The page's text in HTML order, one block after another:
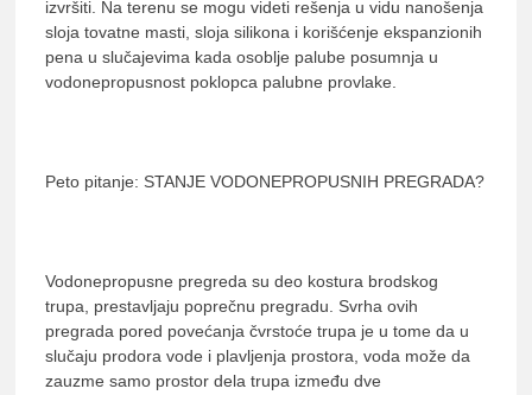
izvršiti. Na terenu se mogu videti rešenja u vidu nanošenja
sloja tovatne masti, sloja silikona i korišćenje ekspanzionih
pena u slučajevima kada osoblje palube posumnja u
vodonepropusnost poklopca palubne provlake.
Peto pitanje: STANJE VODONEPROPUSNIH PREGRADA?
Vodonepropusne pregreda su deo kostura brodskog
trupa, prestavljaju poprečnu pregradu. Svrha ovih
pregrada pored povećanja čvrstoće trupa je u tome da u
slučaju prodora vode i plavljenja prostora, voda može da
zauzme samo prostor dela trupa između dve